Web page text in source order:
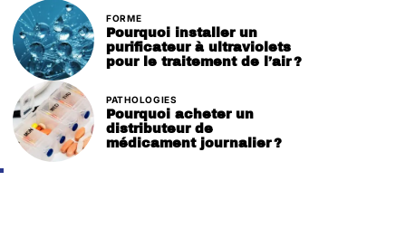
FORME
Pourquoi installer un
purificateur à ultraviolets
pour le traitement de l’air ?
PATHOLOGIES
Pourquoi acheter un
distributeur de
médicament journalier ?